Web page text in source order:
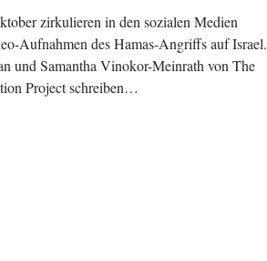
zirkulieren in den sozialen Medien
Aufnahmen des Hamas-Angriffs auf Israel.
und Samantha Vinokor-Meinrath von The
Project schreiben…